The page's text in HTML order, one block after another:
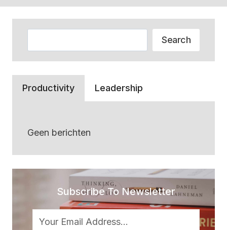
Search
Productivity Leadership
Geen berichten
Subscribe To Newsletter